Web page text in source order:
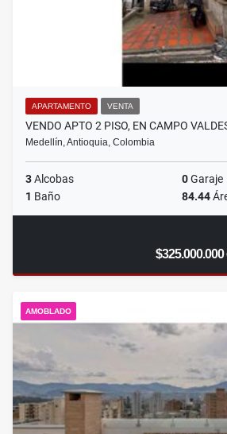
APARTAMENTO VENTA
VENDO APTO 2 PISO, EN CAMPO
Medellín, Antioquia, Colombia
3Alcobas 0Garaje
1 Baño 84.44
$325.000.000
AMOBLADO